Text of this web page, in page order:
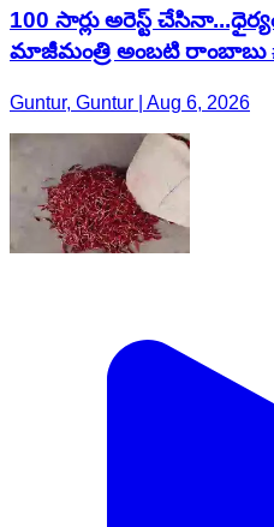
100 సార్లు అరెస్ట్
మాజీమంత్రి అంబటి రాంబాబు
Guntur, Guntur | Aug 6, 2026